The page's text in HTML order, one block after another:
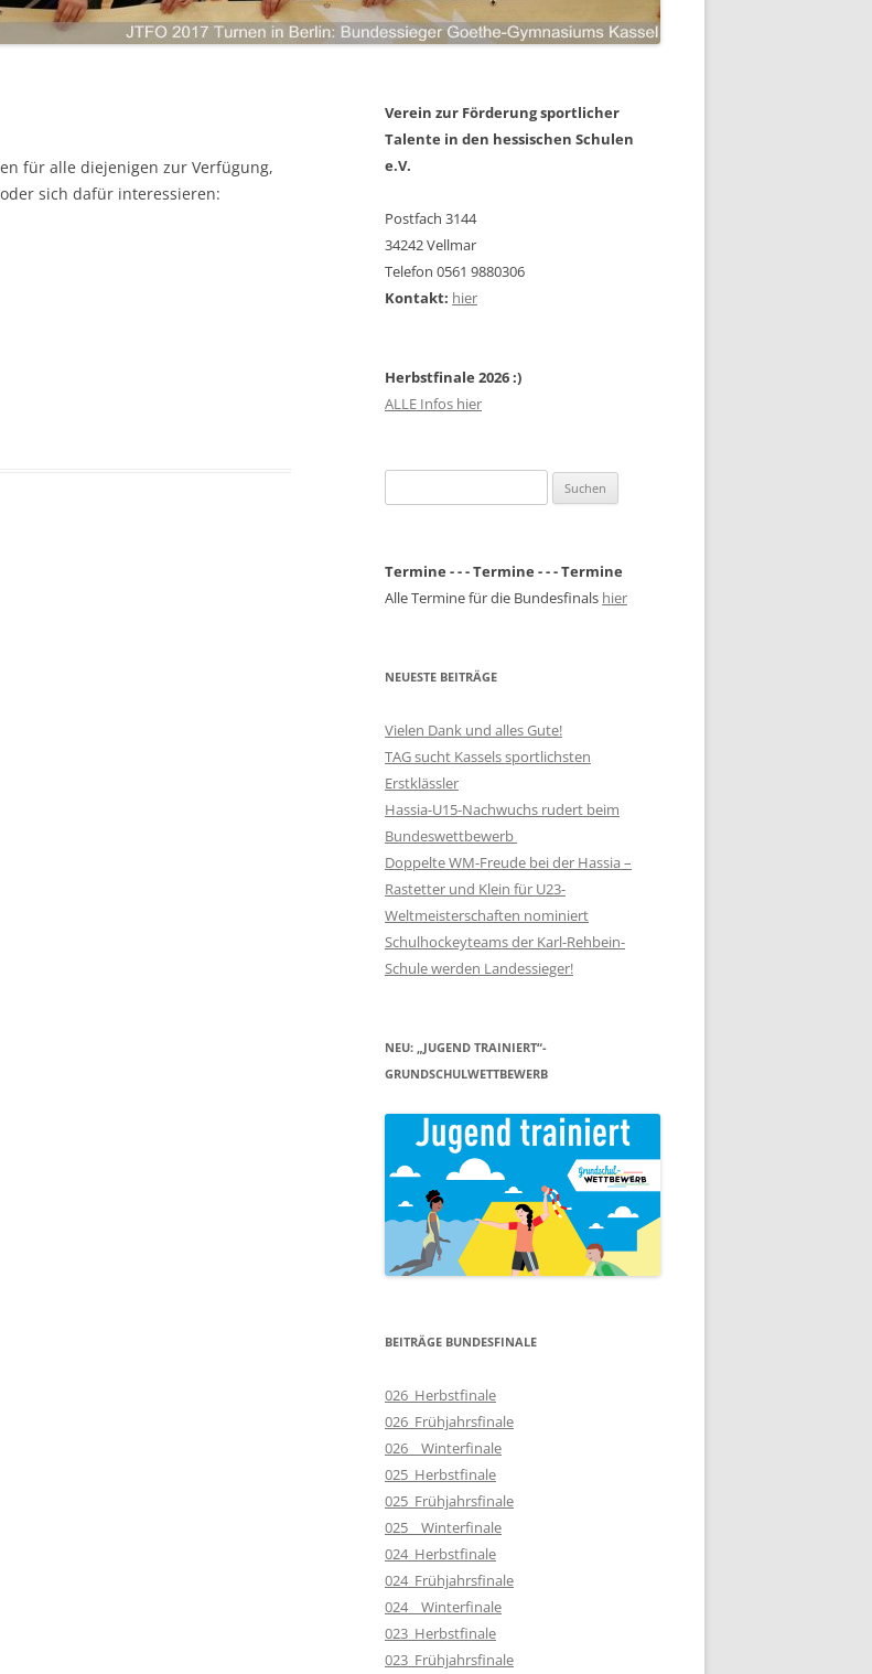
FULDA
LIMBURG-WEILBURG
WIESBADEN
DARMSTADT-DIEBURG
ANMELDEN
für alle diejenigen zur Verfügung,
sich dafür interessieren:
Verein zur Förderung sportlicher
Talente in den hessischen Schulen
e.V.
Postfach 3144
34242 Vellmar
Telefon 0561 9880306
Kontakt: hier
Herbstfinale 2026 :)
ALLE Infos hier
nach:
Termine - - - Termine - - - Termine
Alle Termine für die Bundesfinals hier
NEUESTE BEITRÄGE
Vielen Dank und alles Gute!
TAG sucht Kassels sportlichsten
Erstklässler
Hassia-U15-Nachwuchs rudert beim
Bundeswettbewerb
Doppelte WM-Freude bei der Hassia –
Rastetter und Klein für U23-
Weltmeisterschaften nominiert
Schulhockeyteams der Karl-Rehbein-
Schule werden Landessieger!
NEU: „JUGEND TRAINIERT“-
GRUNDSCHULWETTBEWERB
BEITRÄGE BUNDESFINALE
026_Herbstfinale
026_Frühjahrsfinale
026__Winterfinale
025_Herbstfinale
025_Frühjahrsfinale
025__Winterfinale
024_Herbstfinale
024_Frühjahrsfinale
024__Winterfinale
023_Herbstfinale
023_Frühjahrsfinale